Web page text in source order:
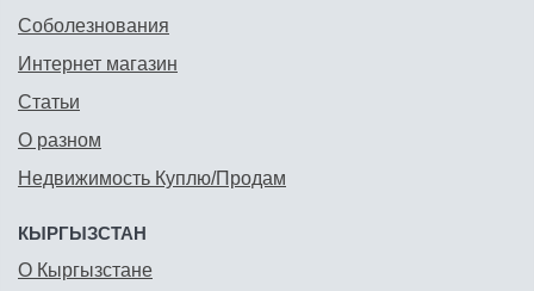
Соболезнования
Интернет магазин
Статьи
О разном
Недвижимость Куплю/Продам
КЫРГЫЗСТАН
О Кыргызстане